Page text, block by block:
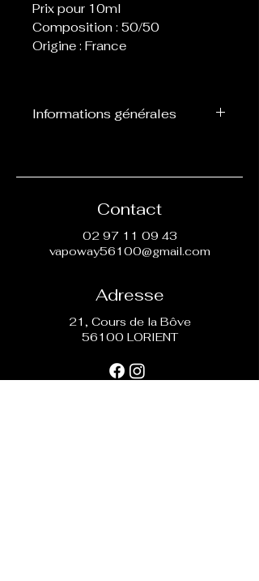
Prix pour 10ml
Composition : 50/50
Origine : France
Informations générales
ml. Possibilité de les booster
Contact
02 97 11 09 43
vapoway56100@gmail.com
Adresse
21, Cours de la Bôve
56100 LORIENT